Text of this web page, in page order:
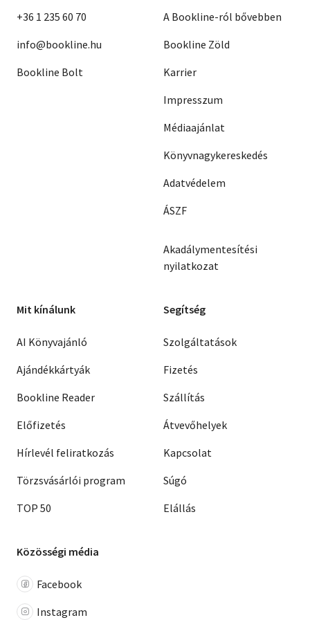
+36 1 235 60 70
info@bookline.hu
Bookline Bolt
A Bookline-ról bővebben
Bookline Zöld
Karrier
Impresszum
Médiaajánlat
Könyvnagykereskedés
Adatvédelem
ÁSZF
Akadálymentesítési
nyilatkozat
Mit kínálunk
AI Könyvajánló
Ajándékkártyák
Bookline Reader
Előfizetés
Hírlevél feliratkozás
Törzsvásárlói program
TOP 50
Segítség
Szolgáltatások
Fizetés
Szállítás
Átvevőhelyek
Kapcsolat
Súgó
Elállás
Közösségi média
Facebook
Instagram